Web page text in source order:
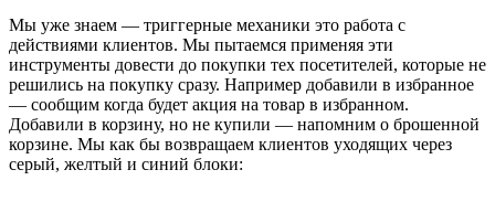
Мы уже знаем — триггерные механики это работа с
действиями клиентов. Мы пытаемся применяя эти
инструменты довести до покупки тех посетителей, которые не
решились на покупку сразу. Например добавили в избранное
— сообщим когда будет акция на товар в избранном.
Добавили в корзину, но не купили — напомним о брошенной
корзине. Мы как бы возвращаем клиентов уходящих через
серый, желтый и синий блоки: